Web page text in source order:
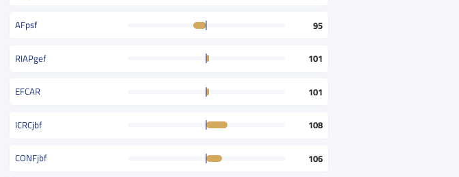
AFpsf 95
RIAPgef 101
EFCAR 101
ICRCjbf 108
CONFjbf 106